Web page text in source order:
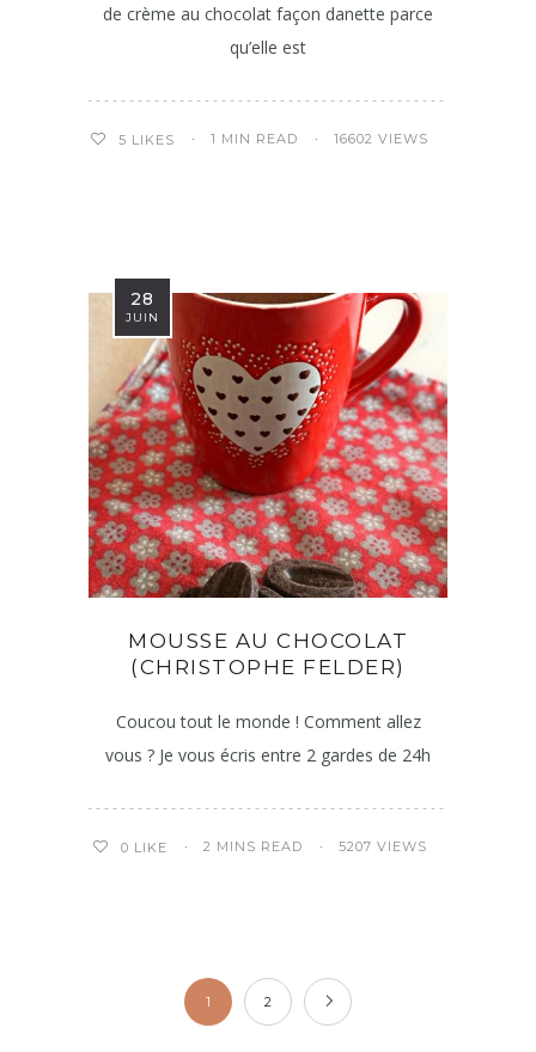
de crème au chocolat façon danette parce
qu’elle est
5 LIKES 1 MIN READ 16602 VIEWS
28
JUIN
MOUSSE AU CHOCOLAT
(CHRISTOPHE FELDER)
Coucou tout le monde ! Comment allez
vous ? Je vous écris entre 2 gardes de 24h
0 LIKE 2 MINS READ 5207 VIEWS
1 2